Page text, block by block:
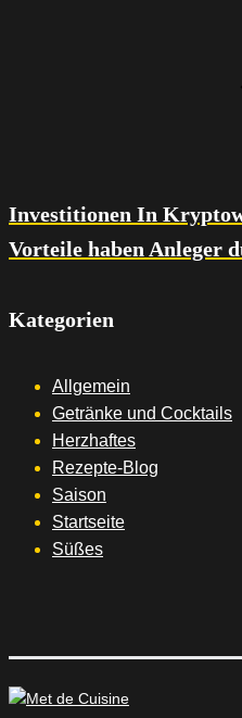
Investitionen In
Vorteile haben Anleger
Kategorien
Allgemein
Getränke und Cocktails
Herzhaftes
Rezepte-Blog
Saison
Startseite
Süßes